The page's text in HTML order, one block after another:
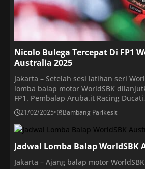
Nicolo Bulega Tercepat Di FP1
Australia 2025
Jakarta – Setelah sesi latihan seri
lomba balap motor WorldSBK
FP1. Pembalap Aruba.it Racing
sukses mencatatkan waktu tercepat
latihan pertama (FP1) WorldSBK
Phillip Island pada Jumat (21/2/2025).
diikuti oleh pembalap Team Pata Go
Andrea Iannone, […]
21/02/2025• Bambang Parikesit
Jadwal Lomba Balap WorldSBK
Jakarta – Ajang balap motor